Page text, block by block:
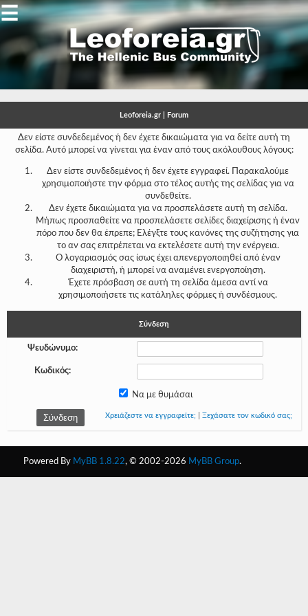
Gallery
Gallery
-
-
-
-
-
-
-
-
☰
Leoforeia.gr | Forum
Δεν είστε συνδεδεμένος ή δεν έχετε δικαιώματα για να δείτε αυτή τη
σελίδα. Αυτό μπορεί να γίνεται για έναν από τους ακόλουθους λόγους:
Δεν είστε συνδεδεμένος ή δεν έχετε εγγραφεί. Παρακαλούμε
χρησιμοποιήστε την φόρμα στο τέλος αυτής της σελίδας για να
συνδεθείτε.
Δεν έχετε δικαιώματα για να προσπελάσετε αυτή τη σελίδα.
Μήπως προσπαθείτε να προσπελάσετε σελίδες διαχείρισης ή έναν
πόρο που δεν θα έπρεπε; Ελέγξτε τους κανόνες της συζήτησης για
το αν σας επιτρέπεται να εκτελέσετε αυτή την ενέργεια.
Ο λογαριασμός σας ίσως έχει απενεργοποιηθεί από έναν
διαχειριστή, ή μπορεί να αναμένει ενεργοποίηση.
Έχετε πρόσβαση σε αυτή τη σελίδα άμεσα αντί να
χρησιμοποιήσετε τις κατάληλες φόρμες ή συνδέσμους.
Σύνδεση
Ψευδώνυμο:
Κωδικός:
Να με θυμάσαι
Χρειάζεστε να εγγραφείτε; Ξεχάσατε τον κωδικό σας;
Powered By MyBB 1.8.22, © 2002-2026 MyBB Group.